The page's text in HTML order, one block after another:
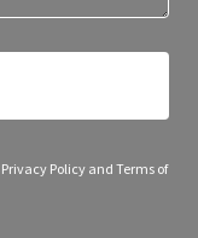
Privacy Policyand Terms of